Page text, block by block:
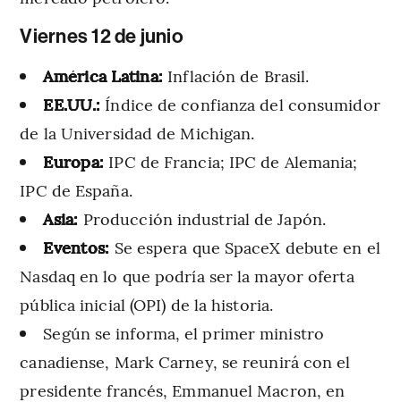
Viernes 12 de junio
América Latina: Inflación de Brasil.
EE.UU.: Índice de confianza del consumidor
de la Universidad de Michigan.
Europa: IPC de Francia; IPC de Alemania;
IPC de España.
Asia: Producción industrial de Japón.
Eventos: Se espera que SpaceX debute en el
Nasdaq en lo que podría ser la mayor oferta
pública inicial (OPI) de la historia.
Según se informa, el primer ministro
canadiense, Mark Carney, se reunirá con el
presidente francés, Emmanuel Macron, en